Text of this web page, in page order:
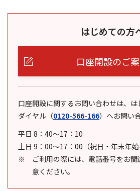
はじめての方
口座開設のご
口座開設に関するお問い合わせは、
ダイヤル （0120-566-166） へお問い
平日 8：40～17：10
土日 9：00～17：00（祝日・年末年始
ご利用の際には、電話番号をお
意ください。